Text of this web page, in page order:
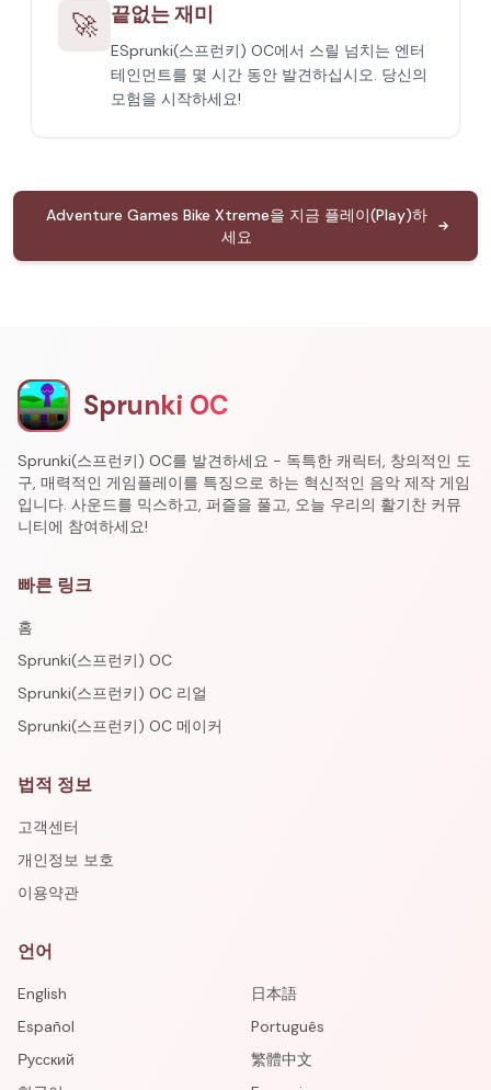
🚀 끝없는 재미
ESprunki(스프런키) OC에서 스릴 넘치는 엔터
테인먼트를 몇 시간 동안 발견하십시오. 당신의
모험을 시작하세요!
Adventure Games Bike Xtreme을 지금 플레이(Play)하
세요
Sprunki OC
Sprunki(스프런키) OC를 발견하세요 - 독특한 캐릭터, 창의적인 도
구, 매력적인 게임플레이를 특징으로 하는 혁신적인 음악 제작 게임
입니다. 사운드를 믹스하고, 퍼즐을 풀고, 오늘 우리의 활기찬 커뮤
니티에 참여하세요!
빠른 링크
홈
Sprunki(스프런키) OC
Sprunki(스프런키) OC 리얼
Sprunki(스프런키) OC 메이커
법적 정보
고객센터
개인정보 보호
이용약관
언어
English
日本語
Español
Português
Русский
繁體中文